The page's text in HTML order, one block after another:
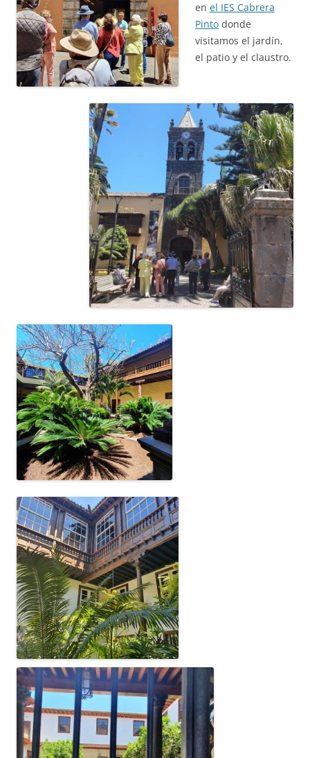
en el IES Cabrera
Pinto donde
visitamos el jardín,
el patio y el claustro.